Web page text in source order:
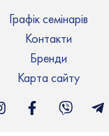
Графік семінарів
Контакти
Бренди
Карта сайту